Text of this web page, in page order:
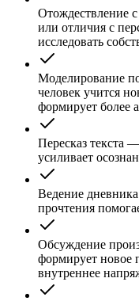
Отождествление
или отличия с
исследовать
Моделирование
человек учится
формирует более
Пересказ текста
усиливает
Ведение
прочтения
Обсуждение
формирует новое
внутреннее